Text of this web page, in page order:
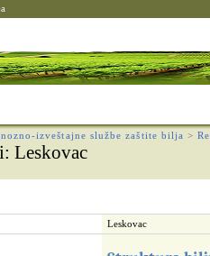
izveštajne službe zaštite bilja >
: Leskovac
Leskovac